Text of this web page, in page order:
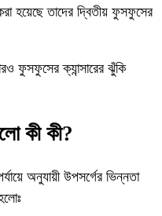
হয়েছে তাদের দ্বিতীয় ফুসফুসের
ফুসফুসের ক্যান্সারের ঝুঁকি
কী কী?
অনুযায়ী উপসর্গের ভিন্নতা